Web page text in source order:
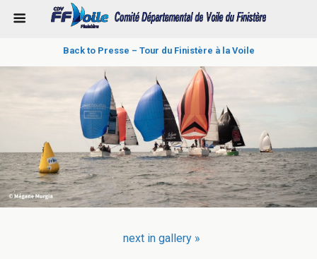
Back to Presse – Tour du Finistère à la Voile
next in gallery »